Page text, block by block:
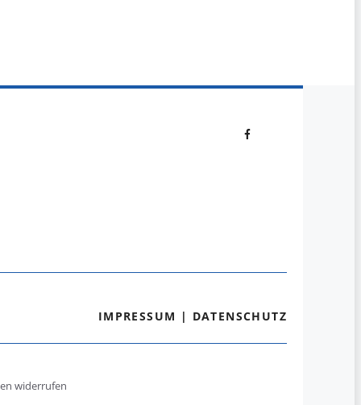
IMPRESSUM | DATENSCHUTZ
widerrufen